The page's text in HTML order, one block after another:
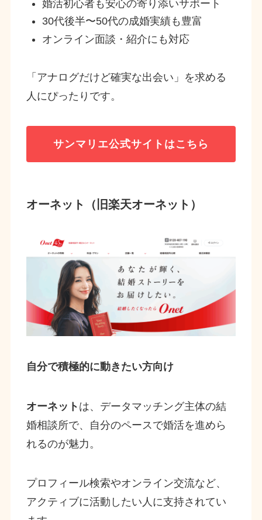
婚活初心者も安心の寄り添いサポート
30代後半〜50代の成婚実績も豊富
オンライン面談・紹介にも対応
「アナログだけど確実な出会い」を求める
人にぴったりです。
サンマリエ公式サイトはこちら
オーネット（旧楽天オーネット）
自分で積極的に動きたい方向け
オーネット は、データマッチング主体の結
婚相談所で、自分のペースで婚活を進めら
れるのが魅力。
プロフィール検索やオンライン交流など、
アクティブに活動したい人に支持されてい